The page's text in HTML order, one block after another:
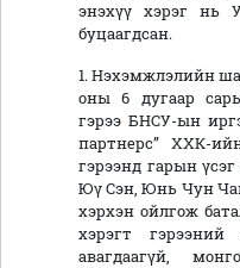
энэхүү хэрэг нь
буцаагдсан.
1. Нэхэмжлэлийн
оны 6 дугаар
гэрээ БНСУ-ын
партнерс” ХХК-
гэрээнд гарын
Юү Сэн, Юнь Чун
хэрхэн ойлгож
хэрэгт
авагдаагүй,